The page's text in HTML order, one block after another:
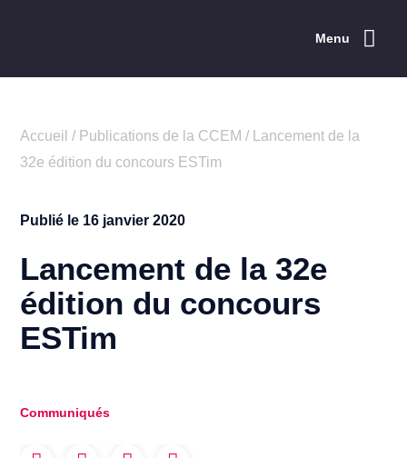
Menu
Accueil / Publications de la CCEM /
Lancement de la
32e édition du concours ESTim
Publié le 16 janvier 2020
Lancement de la 32e
édition du concours
ESTim
Communiqués